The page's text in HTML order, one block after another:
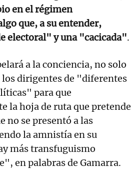
en el régimen
que, a su entender,
electoral" y una "cacicada".
a la conciencia, no solo
los dirigentes de "diferentes
para que
la hoja de ruta que pretende
no se presentó a las
la amnistía en su
más transfuguismo
en palabras de Gamarra.